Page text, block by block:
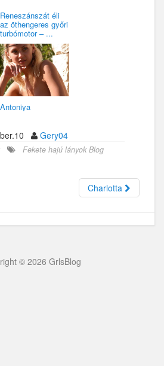
Reneszánszát éli
az öthengeres győri
turbómotor – ...
Antoniya
Gery04
Fekete hajú lányok Blog
Charlotta
© 2026 GrlsBlog